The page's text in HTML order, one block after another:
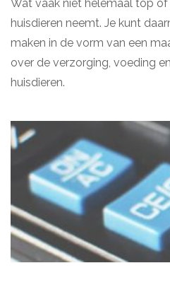
Wat vaak niet helemaal top
huisdieren neemt. Je kunt
maken in de vorm van een
over de verzorging, voeding
huisdieren.